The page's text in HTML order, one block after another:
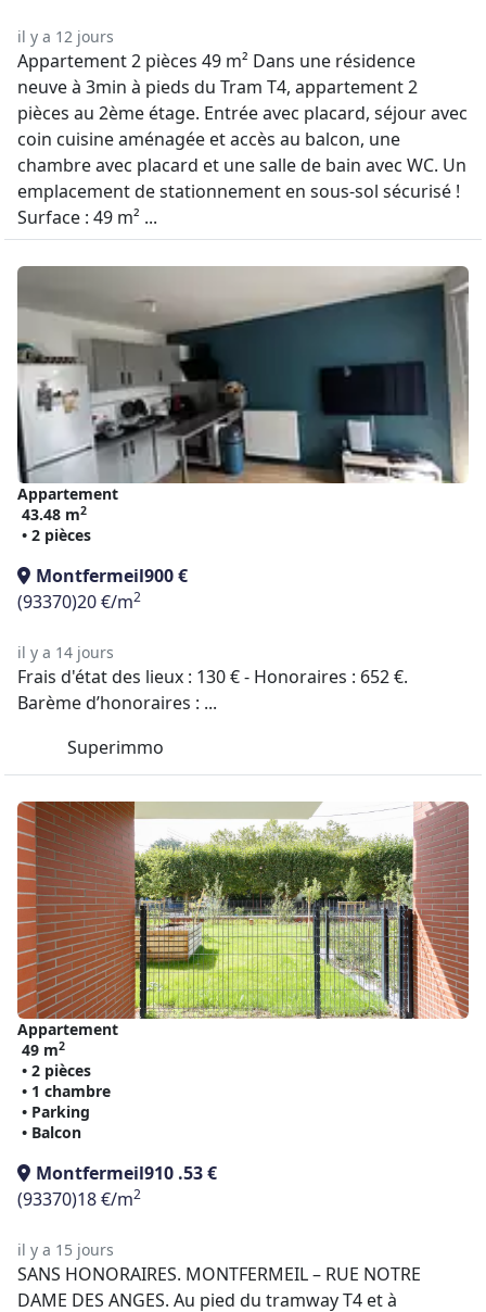
il y a 12 jours
Appartement 2 pièces 49 m² Dans une résidence
neuve à 3min à pieds du Tram T4, appartement 2
pièces au 2ème étage. Entrée avec placard, séjour avec
coin cuisine aménagée et accès au balcon, une
chambre avec placard et une salle de bain avec WC. Un
emplacement de stationnement en sous-sol sécurisé !
Surface : 49 m² ...
Appartement
43.48 m2
• 2 pièces
Montfermeil900 €
(93370)20 €/m2
il y a 14 jours
Frais d'état des lieux : 130 € - Honoraires : 652 €.
Barème d’honoraires : ...
Superimmo
Appartement
49 m2
• 2 pièces
• 1 chambre
• Parking
• Balcon
Montfermeil910 .53 €
(93370)18 €/m2
il y a 15 jours
SANS HONORAIRES. MONTFERMEIL – RUE NOTRE
DAME DES ANGES. Au pied du tramway T4 et à